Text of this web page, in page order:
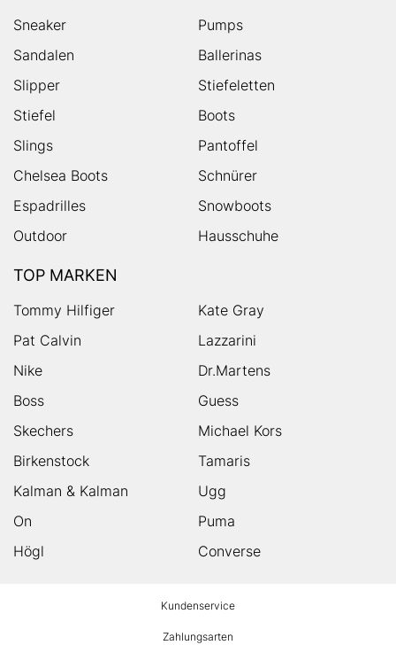
Sneaker
Pumps
Sandalen
Ballerinas
Slipper
Stiefeletten
Stiefel
Boots
Slings
Pantoffel
Chelsea Boots
Schnürer
Espadrilles
Snowboots
Outdoor
Hausschuhe
TOP MARKEN
Tommy Hilfiger
Kate Gray
Pat Calvin
Lazzarini
Nike
Dr.Martens
Boss
Guess
Skechers
Michael Kors
Birkenstock
Tamaris
Kalman & Kalman
Ugg
On
Puma
Högl
Converse
Kundenservice
Zahlungsarten